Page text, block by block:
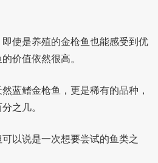
使是养殖的金枪鱼也能感受到优
价值依然很高。
蓝鳍金枪鱼，更是稀有的品种，
之几。
以说是一次想要尝试的鱼类之